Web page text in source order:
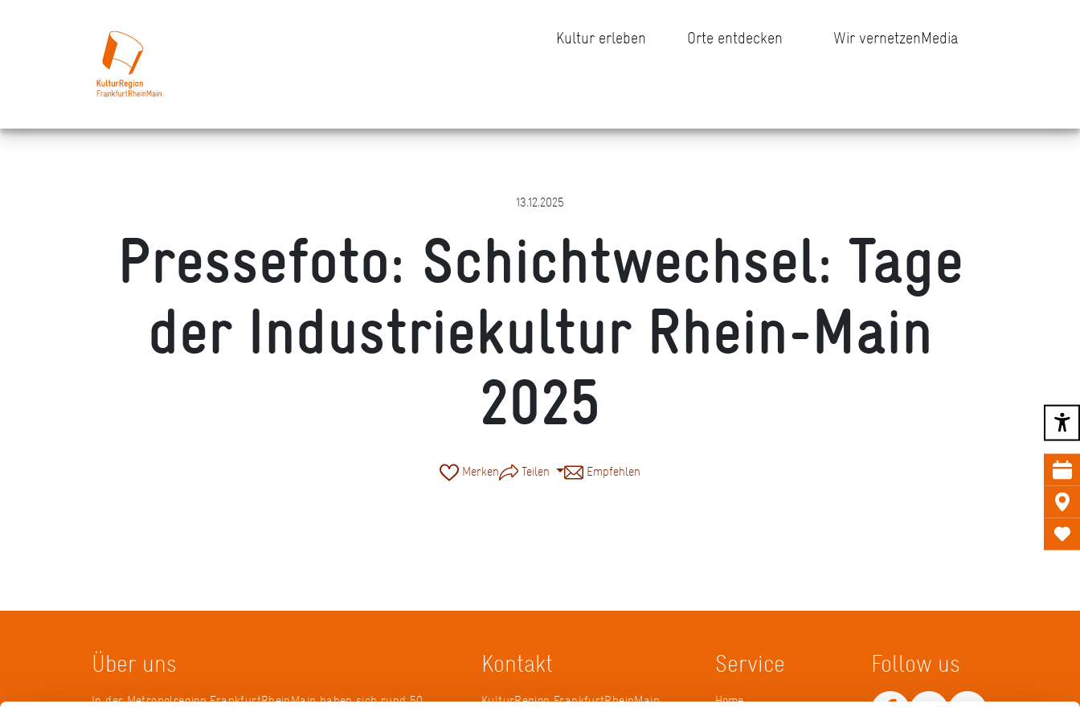
Kultur erleben Orte entdecken Wir vernetzenMedia
13.12.2025
Pressefoto: Schichtwechsel: Tage
der Industriekultur Rhein-Main
2025
Merken Teilen Empfehlen
Über uns
In der Metropolregion FrankfurtRheinMain haben sich rund 50
Kontakt
KulturRegion FrankfurtRheinMain
Service
Home
Follow us